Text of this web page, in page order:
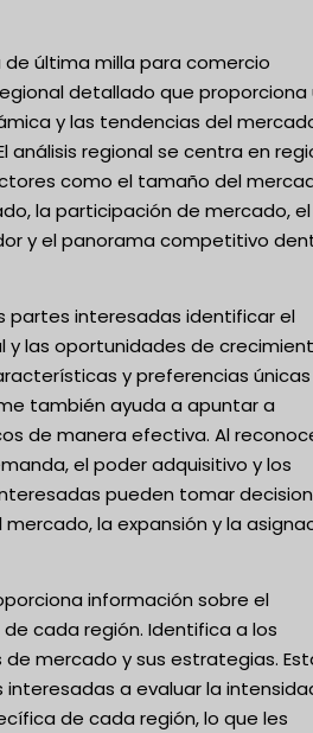
última milla para comercio
detallado que proporciona
y las tendencias del
análisis regional se centra en
como el tamaño del
la participación de mercado, el
y el panorama competitivo
partes interesadas identificar el
las oportunidades de
y preferencias
también ayuda a apuntar a
de manera efectiva. Al
el poder adquisitivo y los
pueden tomar
la expansión y la
información sobre el
cada región. Identifica a los
mercado y sus estrategias.
a evaluar la
de cada región, lo que les